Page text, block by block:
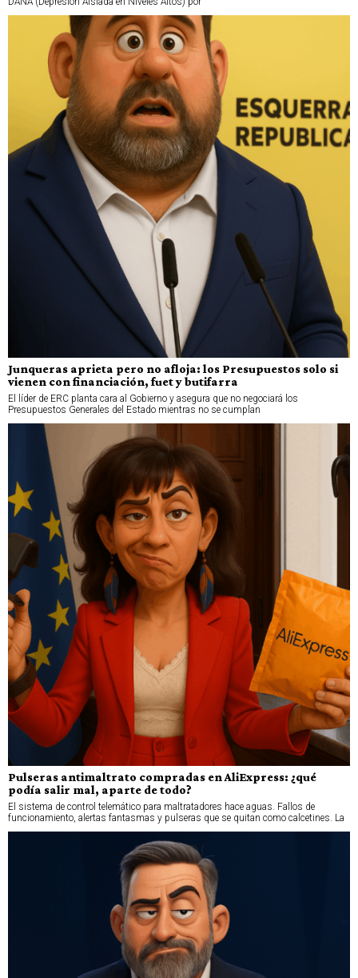
Junqueras aprieta pero no afloja: los Presupuestos solo si
vienen con financiación, fuet y butifarra
El líder de ERC planta cara al Gobierno y asegura que no negociará los
Presupuestos Generales del Estado mientras no se cumplan
Pulseras antimaltrato compradas en AliExpress: ¿qué
podía salir mal, aparte de todo?
El sistema de control telemático para maltratadores hace aguas. Fallos de
funcionamiento, alertas fantasmas y pulseras que se quitan como calcetines. La